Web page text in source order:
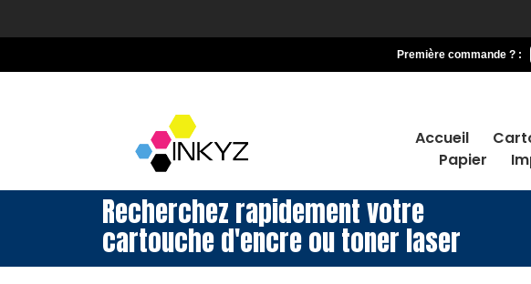
Première commande ? :
Accueil
Papier
Recherchez rapidement votre
cartouche d'encre ou toner laser